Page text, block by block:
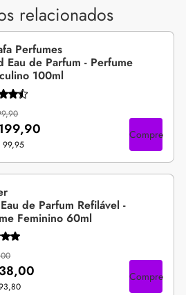
relacionados
Perfumes
Eau de Parfum - Perfume
100ml
99,95
Compre
de Parfum Refilável -
Feminino 60ml
Compre